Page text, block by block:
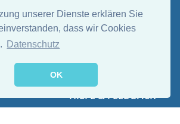
unserer Dienste erklären Sie
dass wir Cookies
Datenschutz
OK
HILFE & FEEDBACK
EN